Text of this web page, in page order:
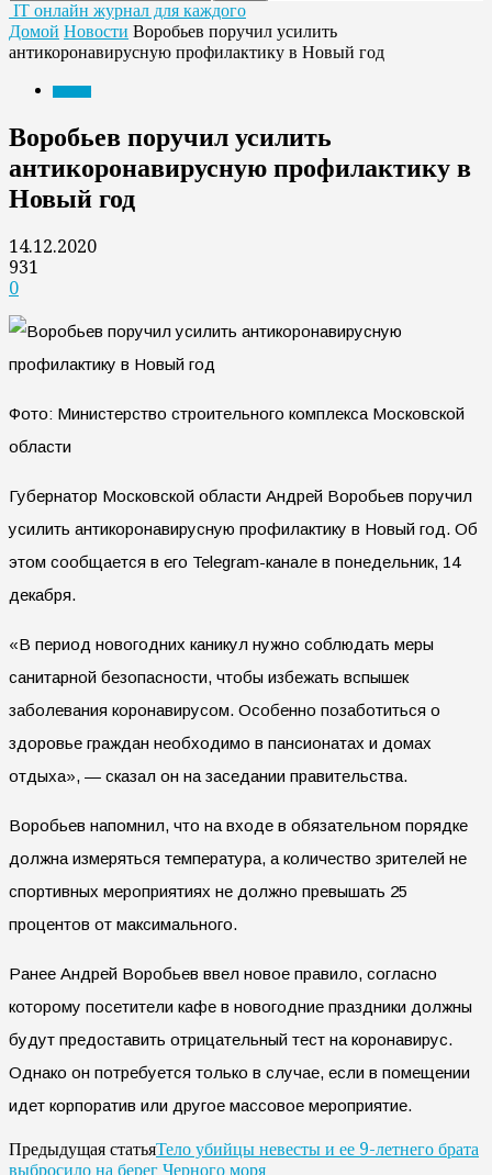
IT онлайн журнал для каждого
Домой Новости Воробьев поручил усилить
антикоронавирусную профилактику в Новый год
Воробьев поручил усилить
антикоронавирусную профилактику в
Новый год
14.12.2020
931
0
Фото: Министерство строительного комплекса Московской
области
Губернатор Московской области Андрей Воробьев поручил
усилить антикоронавирусную профилактику в Новый год. Об
этом сообщается в его Telegram-канале в понедельник, 14
декабря.
«В период новогодних каникул нужно соблюдать меры
санитарной безопасности, чтобы избежать вспышек
заболевания коронавирусом. Особенно позаботиться о
здоровье граждан необходимо в пансионатах и домах
отдыха», — сказал он на заседании правительства.
Воробьев напомнил, что на входе в обязательном порядке
должна измеряться температура, а количество зрителей не
спортивных мероприятиях не должно превышать 25
процентов от максимального.
Ранее Андрей Воробьев ввел новое правило, согласно
которому посетители кафе в новогодние праздники должны
будут предоставить отрицательный тест на коронавирус.
Однако он потребуется только в случае, если в помещении
идет корпоратив или другое массовое мероприятие.
Предыдущая статьяТело убийцы невесты и ее 9-летнего брата
выбросило на берег Черного моря